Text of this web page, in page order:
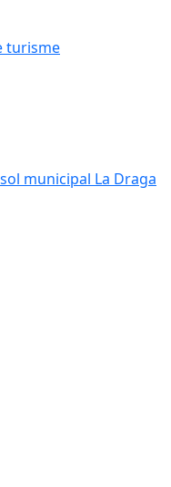
turisme
municipal La Draga